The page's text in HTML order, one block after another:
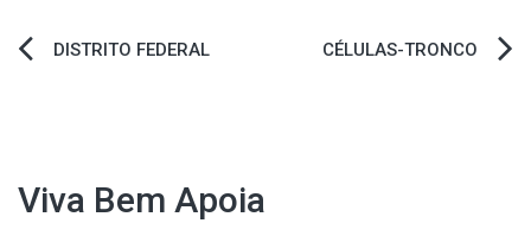
Navegação
DISTRITO FEDERAL CÉLULAS-TRONCO
Viva Bem Apoia